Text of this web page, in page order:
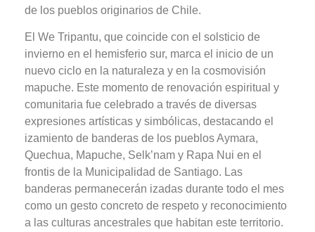
de los pueblos originarios de Chile.
El We Tripantu, que coincide con el solsticio de
invierno en el hemisferio sur, marca el inicio de un
nuevo ciclo en la naturaleza y en la cosmovisión
mapuche. Este momento de renovación espiritual y
comunitaria fue celebrado a través de diversas
expresiones artísticas y simbólicas, destacando el
izamiento de banderas de los pueblos Aymara,
Quechua, Mapuche, Selk’nam y Rapa Nui en el
frontis de la Municipalidad de Santiago. Las
banderas permanecerán izadas durante todo el mes
como un gesto concreto de respeto y reconocimiento
a las culturas ancestrales que habitan este territorio.